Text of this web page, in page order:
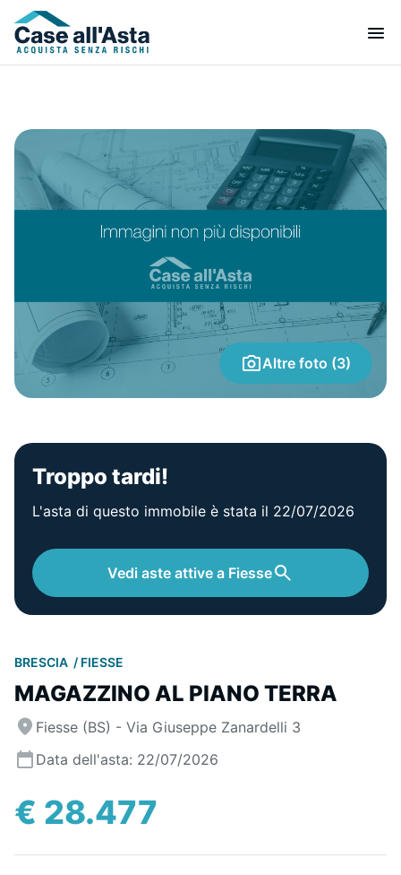
Altre foto (3)
Troppo tardi!
L'asta di questo immobile è stata il 22/07/2026
Vedi aste attive a Fiesse
BRESCIA FIESSE
MAGAZZINO AL PIANO TERRA
Fiesse (BS) - Via Giuseppe Zanardelli 3
Data dell'asta: 22/07/2026
€ 28.477